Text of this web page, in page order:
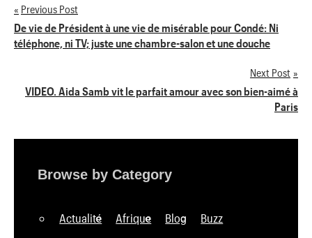
Navigation
de
Previous Post
De vie de Président à une vie de misérable pour Condé: Ni
téléphone, ni TV; juste une chambre-salon et une douche
Next Post
VIDEO. Aida Samb vit le parfait amour avec son bien-aimé à
Paris
Browse by Category
Actualité Afrique Blog Buzz